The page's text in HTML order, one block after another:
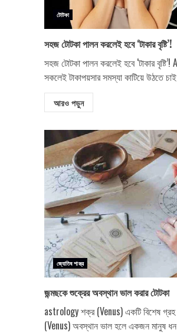
টোটকা
সহজ টোটকা পালন করলেই হবে ‘টাকার বৃষ্টি’!
সহজ টোটকা পালন করলেই হবে ‘টাকার
সকলেই টাকাপয়সার সমস্যা কাটিয়ে উঠতে
আরও পড়ুন
জ্যোতিষ শাস্ত্র
জন্মছকে শুক্রের অবস্থান ভাল করার টোটকা
astrology শক্র (Venus) একটি বিশেষ
(Venus) অবস্থান ভাল হলে একজন মানুষ